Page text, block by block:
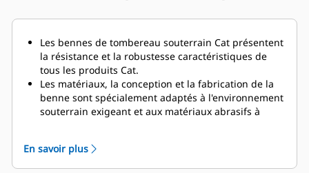
Les bennes de tombereau souterrain Cat présentent
la résistance et la robustesse caractéristiques de
tous les produits Cat.
Les matériaux, la conception et la fabrication de la
benne sont spécialement adaptés à l'environnement
souterrain exigeant et aux matériaux abrasifs à
En savoir plus